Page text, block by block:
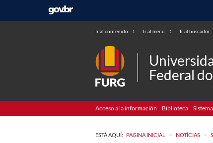
Ir al contenido 1 Ir al menú 2 Ir al buscador
Federal
Acceso a la información Biblioteca
ESTÁ AQUÍ: PAGINA INICIAL > NOTÍCIAS >